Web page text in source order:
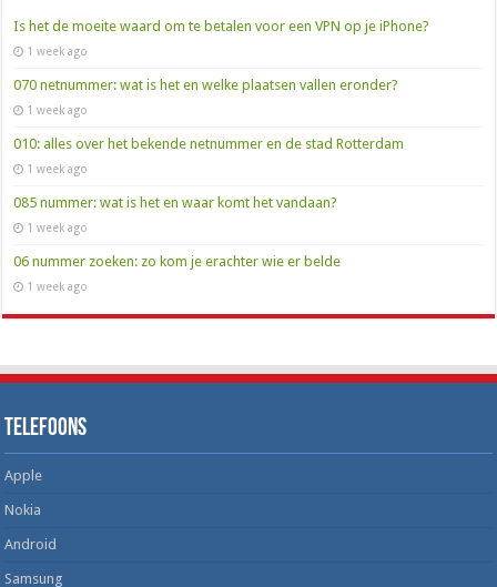
Is het de moeite waard om te betalen voor een VPN op je iPhone?
1 week ago
070 netnummer: wat is het en welke plaatsen vallen eronder?
1 week ago
010: alles over het bekende netnummer en de stad Rotterdam
1 week ago
085 nummer: wat is het en waar komt het vandaan?
1 week ago
06 nummer zoeken: zo kom je erachter wie er belde
1 week ago
Telefoons
Apple
Nokia
Android
Samsung